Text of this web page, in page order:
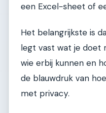
een Excel-sheet of
Het belangrijkste is
legt vast wat je doet
wie erbij kunnen en
de blauwdruk van
met privacy.